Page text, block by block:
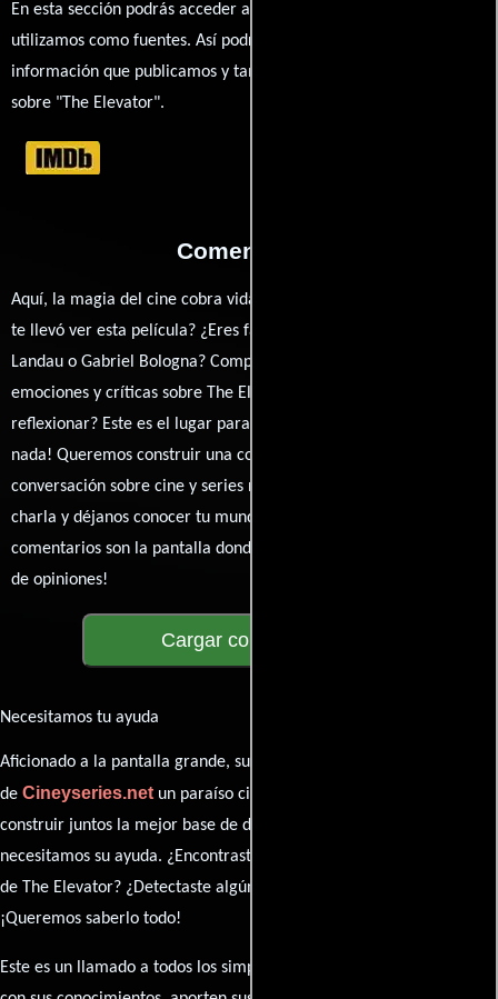
En esta sección podrás acceder a los recursos externos que
utilizamos como fuentes. Así podrás chequear toda la
información que publicamos y también ampliar tu conocimiento
sobre "The Elevator".
Comentarios
Aquí, la magia del cine cobra vida a través de tus opiniones. ¿Qué
te llevó ver esta película? ¿Eres fan de Arthur Borman, Martin
Landau o Gabriel Bologna? Comparte tus pensamientos,
emociones y críticas sobre The Elevator. ¿Te hizo reír, llorar o
reflexionar? Este es el lugar para expresarlo. ¡No te guardes
nada! Queremos construir una comunidad apasionada donde la
conversación sobre cine y series nunca se detenga. Únete a la
charla y déjanos conocer tu mundo cinematográfico. ¡Los
comentarios son la pantalla donde se proyecta nuestra diversidad
de opiniones!
Cargar comentarios
Necesitamos tu ayuda
Aficionado a la pantalla grande, su participación es clave para hacer
de Cineyseries.netun paraíso cinéfilo completo. Queremos
construir juntos la mejor base de datos cinematográfica, pero
necesitamos su ayuda. ¿Encontraste algún dato faltante en la ficha
de The Elevator? ¿Detectaste algún error en la sinopsis o el elenco?
¡Queremos saberlo todo!
Este es un llamado a todos los simpatizantes del cine: contribuyan